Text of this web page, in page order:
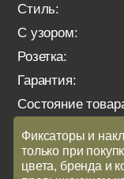
Стиль:
С узором:
Розетка:
Гарантия:
Состояние
Фиксаторы и
только при
цвета, бренда и